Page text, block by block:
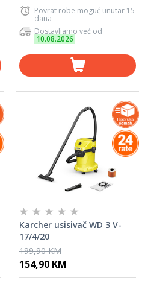
Povrat robe moguć unutar 15
dana
Dostavljamo već od
10.08.2026
Karcher usisivač WD 3 V-
17/4/20
199,90 KM
154,90 KM